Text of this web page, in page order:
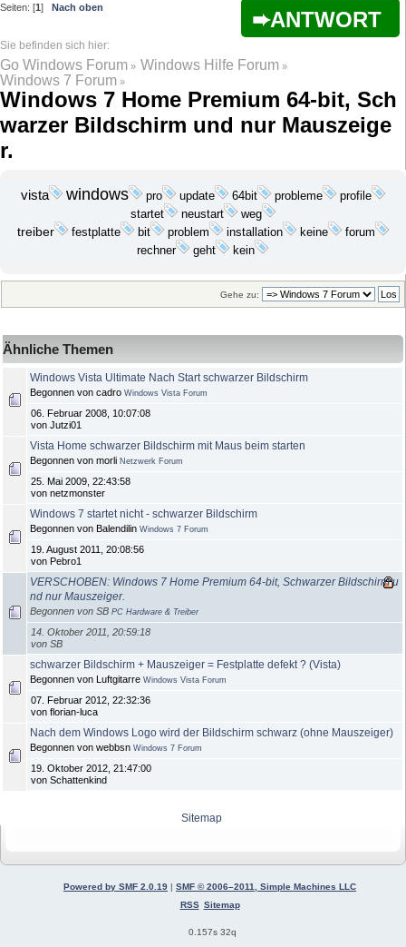
ANTWORT
Seiten: [1] Nach oben
Go Windows Forum » Windows Hilfe Forum »
Windows 7 Forum »
Windows 7 Home Premium 64-bit, Sch
warzer Bildschirm und nur Mauszeige
r.
vista windows pro update 64bit probleme profile
startet neustart weg
treiber festplatte bit problem installation keine
forum
rechner
geht kein
Gehe zu:
Ähnliche Themen
Windows Vista Ultimate Nach Start schwarzer Bildschirm
Begonnen von cadro Windows Vista Forum
06. Februar 2008, 10:07:08
von Jutzi01
Vista Home schwarzer Bildschirm mit Maus beim starten
Begonnen von morli Netzwerk Forum
25. Mai 2009, 22:43:58
von netzmonster
Windows 7 startet nicht - schwarzer Bildschirm
Begonnen von Balendilin Windows 7 Forum
19. August 2011, 20:08:56
von Pebro1
VERSCHOBEN: Windows 7 Home Premium 64-bit, Schwarzer Bildschirm u
nd nur Mauszeiger.
Begonnen von SB PC Hardware & Treiber
14. Oktober 2011, 20:59:18
von SB
schwarzer Bildschirm + Mauszeiger = Festplatte defekt ? (Vista)
Begonnen von Luftgitarre Windows Vista Forum
07. Februar 2012, 22:32:36
von florian-luca
Nach dem Windows Logo wird der Bildschirm schwarz (ohne Mauszeiger)
Begonnen von webbsn Windows 7 Forum
19. Oktober 2012, 21:47:00
von Schattenkind
Sitemap
Powered by SMF 2.0.19 | SMF © 2006–2011, Simple Machines LLC
RSS Sitemap
0.157s 32q